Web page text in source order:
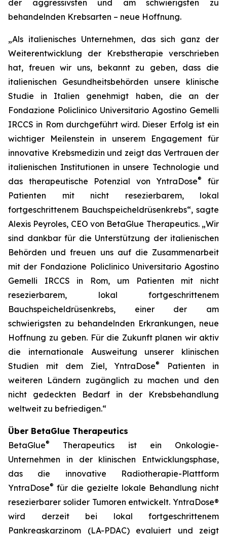
der aggressivsten und am schwierigsten zu
behandelnden Krebsarten – neue Hoffnung.
„Als italienisches Unternehmen, das sich ganz der
Weiterentwicklung der Krebstherapie verschrieben
hat, freuen wir uns, bekannt zu geben, dass die
italienischen Gesundheitsbehörden unsere klinische
Studie in Italien genehmigt haben, die an der
Fondazione Policlinico Universitario Agostino Gemelli
IRCCS in Rom durchgeführt wird. Dieser Erfolg ist ein
wichtiger Meilenstein in unserem Engagement für
innovative Krebsmedizin und zeigt das Vertrauen der
italienischen Institutionen in unsere Technologie und
das therapeutische Potenzial von YntraDose®
für
Patienten mit nicht resezierbarem, lokal
fortgeschrittenem Bauchspeicheldrüsenkrebs“, sagte
Alexis Peyroles, CEO von BetaGlue Therapeutics. „Wir
sind dankbar für die Unterstützung der italienischen
Behörden und freuen uns auf die Zusammenarbeit
mit der Fondazione Policlinico Universitario Agostino
Gemelli IRCCS in Rom, um Patienten mit nicht
resezierbarem, lokal fortgeschrittenem
Bauchspeicheldrüsenkrebs, einer der am
schwierigsten zu behandelnden Erkrankungen, neue
Hoffnung zu geben. Für die Zukunft planen wir aktiv
die internationale Ausweitung unserer klinischen
Studien mit dem Ziel, YntraDose®
Patienten in
weiteren Ländern zugänglich zu machen und den
nicht gedeckten Bedarf in der Krebsbehandlung
weltweit zu befriedigen.“
Über BetaGlue Therapeutics
BetaGlue®
Therapeutics ist ein Onkologie-
Unternehmen in der klinischen Entwicklungsphase,
das die innovative Radiotherapie-Plattform
YntraDose® für die gezielte lokale Behandlung nicht
resezierbarer solider Tumoren entwickelt. YntraDose®
wird derzeit bei lokal fortgeschrittenem
Pankreaskarzinom (LA-PDAC) evaluiert und zeigt